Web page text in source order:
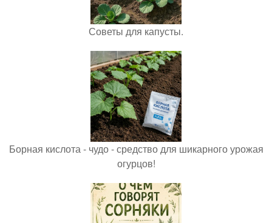
Советы для капусты.
Борная кислота - чудо - средство для шикарного урожая
огурцов!